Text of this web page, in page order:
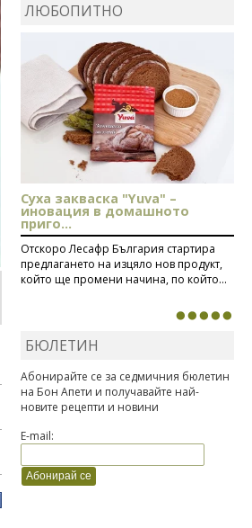
Фокача със синьо
сирене, лук и орехи
ЛЮБОПИТНО
Суха закваска "Yuva" –
иновация в домашното
приго...
Отскоро Лесафр България стартира
предлагането на изцяло нов продукт,
който ще промени начина, по който...
БЮЛЕТИН
Абонирайте се за седмичния бюлетин
на Бон Апети и получавайте най-
новите рецепти и новини
E-mail: